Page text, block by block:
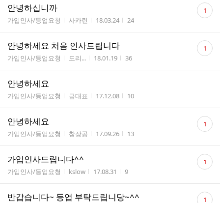
안녕하십니까
게시판명
가입인사/등업요청 작성자
사카린 작성시간
18.03.24 조회수
24
댓
글 1
안녕하세요 처음 인사드립니다
게시판명
가입인사/등업요청 작성자
도리... 작성시간
18.01.19 조회수
36
댓
글 1
안녕하세요
게시판명
가입인사/등업요청 작성자
금대표 작성시간
17.12.08 조회수
10
안녕하세요
게시판명
가입인사/등업요청 작성자
참장공 작성시간
17.09.26 조회수
13
댓
글 1
가입인사드립니다^^
게시판명
가입인사/등업요청 작성자
kslow 작성시간
17.08.31 조회수
9
댓
글 1
반갑습니다~ 등업 부탁드립니당~^^
댓
1